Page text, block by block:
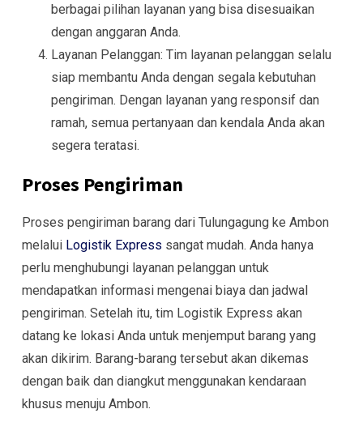
berbagai pilihan layanan yang bisa disesuaikan
dengan anggaran Anda.
Layanan Pelanggan: Tim layanan pelanggan selalu
siap membantu Anda dengan segala kebutuhan
pengiriman. Dengan layanan yang responsif dan
ramah, semua pertanyaan dan kendala Anda akan
segera teratasi.
Proses Pengiriman
Proses pengiriman barang dari Tulungagung ke Ambon
melalui Logistik Express sangat mudah. Anda hanya
perlu menghubungi layanan pelanggan untuk
mendapatkan informasi mengenai biaya dan jadwal
pengiriman. Setelah itu, tim Logistik Express akan
datang ke lokasi Anda untuk menjemput barang yang
akan dikirim. Barang-barang tersebut akan dikemas
dengan baik dan diangkut menggunakan kendaraan
khusus menuju Ambon.